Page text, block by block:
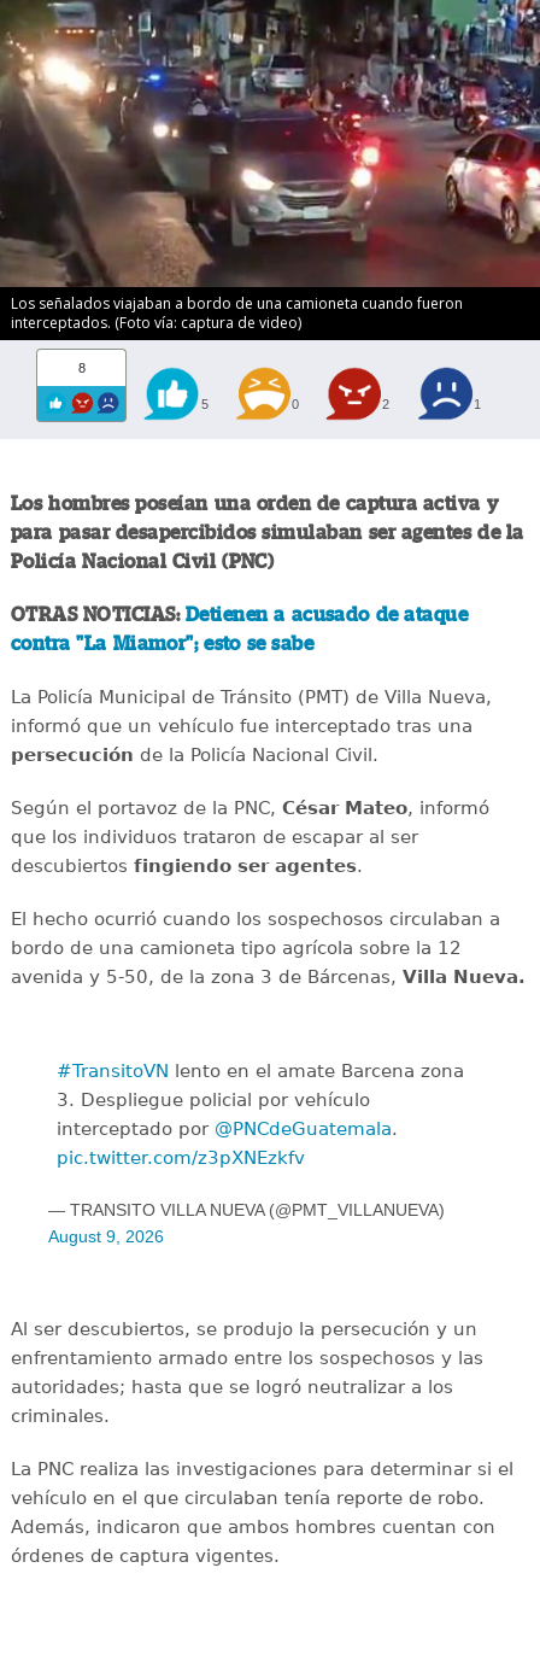
Los señalados viajaban a bordo de una camioneta cuando fueron
interceptados. (Foto vía: captura de video)
8
5 0 2 1
Los hombres poseían una orden de captura activa y
para pasar desapercibidos simulaban ser agentes de la
Policía Nacional Civil (PNC)
OTRAS NOTICIAS: Detienen a acusado de ataque
contra "La Miamor"; esto se sabe
La Policía Municipal de Tránsito (PMT) de Villa Nueva,
informó que un vehículo fue interceptado tras una
persecución de la Policía Nacional Civil.
Según el portavoz de la PNC, César Mateo, informó
que los individuos trataron de escapar al ser
descubiertos fingiendo ser agentes.
El hecho ocurrió cuando los sospechosos circulaban a
bordo de una camioneta tipo agrícola sobre la 12
avenida y 5-50, de la zona 3 de Bárcenas, Villa Nueva.
#TransitoVN
lento en el amate Barcena zona
3. Despliegue policial por vehículo
interceptado por @PNCdeGuatemala.
pic.twitter.com/z3pXNEzkfv
— TRANSITO VILLA NUEVA (@PMT_VILLANUEVA)
August 9, 2026
Al ser descubiertos, se produjo la persecución y un
enfrentamiento armado entre los sospechosos y las
autoridades; hasta que se logró neutralizar a los
criminales.
La PNC realiza las investigaciones para determinar si el
vehículo en el que circulaban tenía reporte de robo.
Además, indicaron que ambos hombres cuentan con
órdenes de captura vigentes.